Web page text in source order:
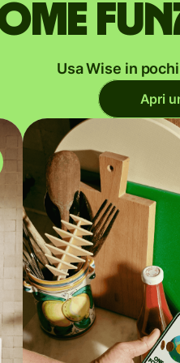
Usa Wise in
Apri